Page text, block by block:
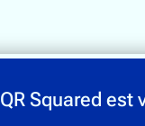
QR Squared est